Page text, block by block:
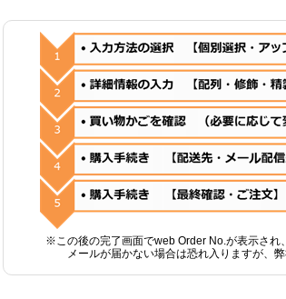
※この後の完了画面でweb Order No.が表示され、
メールが届かない場合は恐れ入りますが、弊社